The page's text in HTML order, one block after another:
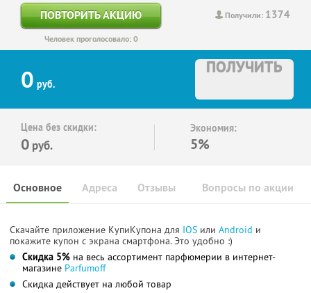
Получили: 1374
ПОВТОРИТЬ АКЦИЮ
Человек проголосовало: 0
0 руб.
ПОЛУЧИТЬ
Цена без скидки:
0 руб.
Экономия:
5%
Основное Отзывы Вопросы по акции
Адреса
Скачайте приложение КупиКупона для IOS или Android и
покажите купон с экрана смартфона. Это удобно :)
Скидка 5% на весь ассортимент парфюмерии в интернет-
магазине Parfumoff
Скидка действует на любой товар